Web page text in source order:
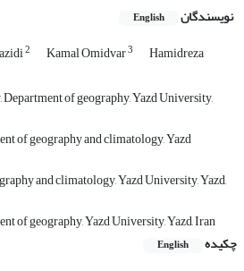
نویسندگان English
2 Kamal Omidvar3 Hamidreza
of geography, Yazd University,
of geography and climatology, Yazd
and climatology, Yazd University, Yazd,
of geography, Yazd University, Yazd, Iran
چکیده
English